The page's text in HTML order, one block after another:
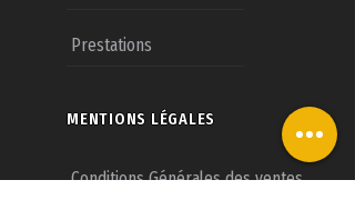
Prestations
MENTIONS LÉGALES
Conditions Générales des ventes